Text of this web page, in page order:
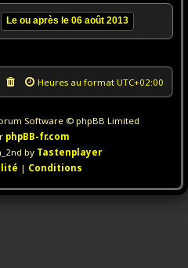
r
Heures au format UTC+02:00
Software © phpBB Limited
phpBB-fr.com
by Tastenplayer
| Conditions